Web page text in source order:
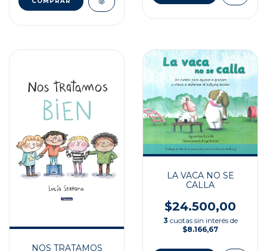
NOS TRATAMOS
LA VACA NO SE
CALLA
$24.500,00
3 cuotas sin interés de
$8.166,67